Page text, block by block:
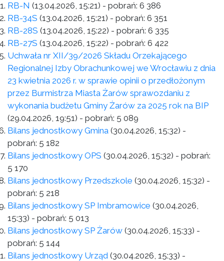
RB-N (13.04.2026, 15:21) - pobrań: 6 386
RB-34S (13.04.2026, 15:21) - pobrań: 6 351
RB-28S (13.04.2026, 15:22) - pobrań: 6 335
RB-27S (13.04.2026, 15:22) - pobrań: 6 422
Uchwała nr XII/39/2026 Składu Orzekającego
Regionalnej Izby Obrachunkowej we Wrocławiu z dnia
23 kwietnia 2026 r. w sprawie opinii o przedłożonym
przez Burmistrza Miasta Żarów sprawozdaniu z
wykonania budżetu Gminy Żarów za 2025 rok na BIP
(29.04.2026, 19:51) - pobrań: 5 089
Bilans jednostkowy Gmina (30.04.2026, 15:32) -
pobrań: 5 182
Bilans jednostkowy OPS (30.04.2026, 15:32) - pobrań:
5 170
Bilans jednostkowy Przedszkole (30.04.2026, 15:32) -
pobrań: 5 218
Bilans jednostkowy SP Imbramowice (30.04.2026,
15:33) - pobrań: 5 013
Bilans jednostkowy SP Żarów (30.04.2026, 15:33) -
pobrań: 5 144
Bilans jednostkowy Urząd (30.04.2026, 15:33) -